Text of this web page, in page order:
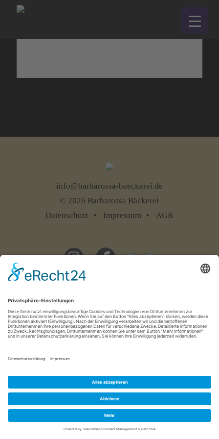
info@barbarossa-baeckerei.de
© 2026 Barbarossa Bäckerei
Datenschutz
Impressum AGB